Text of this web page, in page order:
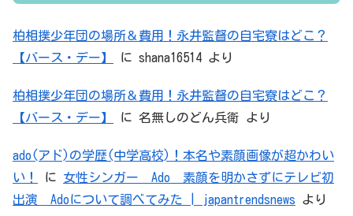
柏相撲少年団の場所＆費用！永井監督の自宅寮はどこ？
【バース・デー】
に shana16514 より
柏相撲少年団の場所＆費用！永井監督の自宅寮はどこ？
【バース・デー】
に 名無しのどん兵衛 より
ado(アド)の学歴(中学高校)！本名や素顔画像が超かわい
い！
に 女性シンガー Ado 素顔を明かさずにテレビ初
出演 Adoについて調べてみた | japantrendsnews より